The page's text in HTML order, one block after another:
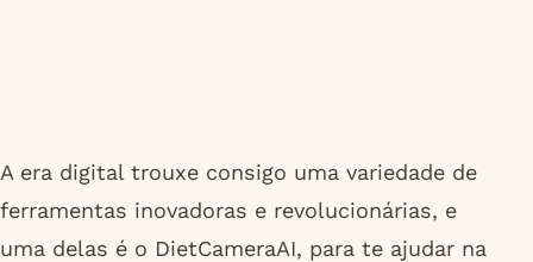
A era digital trouxe consigo uma variedade de
ferramentas inovadoras e revolucionárias, e
uma delas é o DietCameraAI, para te ajudar na